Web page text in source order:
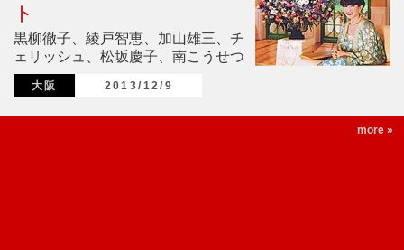
ト
黒柳徹子、綾戸智恵、加山雄三、チ
ェリッシュ、松坂慶子、南こうせつ
大阪 2013/12/9
more »